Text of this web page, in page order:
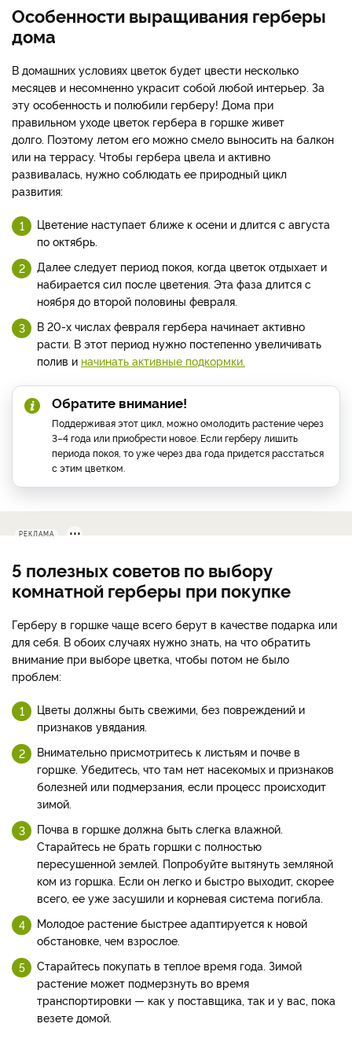
Особенности выращивания герберы
дома
В домашних условиях цветок будет цвести несколько
месяцев и несомненно украсит собой любой интерьер. За
эту особенность и полюбили герберу! Дома при
правильном уходе цветок гербера в горшке живет
долго. Поэтому летом его можно смело выносить на балкон
или на террасу. Чтобы гербера цвела и активно
развивалась, нужно соблюдать ее природный цикл
развития:
Цветение наступает ближе к осени и длится с августа
по октябрь.
Далее следует период покоя, когда цветок отдыхает и
набирается сил после цветения. Эта фаза длится с
ноября до второй половины февраля.
В 20-х числах февраля гербера начинает активно
расти. В этот период нужно постепенно увеличивать
полив и начинать активные подкормки.
Обратите внимание!
Поддерживая этот цикл, можно омолодить растение через
3–4 года или приобрести новое. Если герберу лишить
периода покоя, то уже через два года придется расстаться
с этим цветком.
РЕКЛАМА
5 полезных советов по выбору
комнатной герберы при покупке
Герберу в горшке чаще всего берут в качестве подарка или
для себя. В обоих случаях нужно знать, на что обратить
внимание при выборе цветка, чтобы потом не было
проблем:
Цветы должны быть свежими, без повреждений и
признаков увядания.
Внимательно присмотритесь к листьям и почве в
горшке. Убедитесь, что там нет насекомых и признаков
болезней или подмерзания, если процесс происходит
зимой.
Почва в горшке должна быть слегка влажной.
Старайтесь не брать горшки с полностью
пересушенной землей. Попробуйте вытянуть земляной
ком из горшка. Если он легко и быстро выходит, скорее
всего, ее уже засушили и корневая система погибла.
Молодое растение быстрее адаптируется к новой
обстановке, чем взрослое.
Старайтесь покупать в теплое время года. Зимой
растение может подмерзнуть во время
транспортировки — как у поставщика, так и у вас, пока
везете домой.